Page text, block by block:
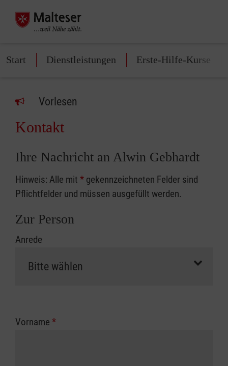
Start Dienstleistungen Erste-Hilfe-Kurse
Vorlesen
Kontakt
Ihre Nachricht an Alwin Gebhardt
Hinweis: Alle mit * gekennzeichneten Felder sind
Pflichtfelder und müssen ausgefüllt werden.
Zur Person
Anrede
Vorname *